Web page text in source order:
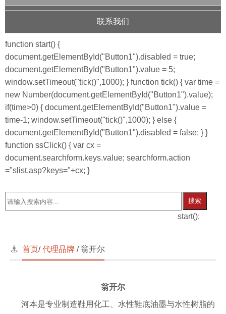
联系我们
function start() {
document.getElementById("Button1").disabled = true;
document.getElementById("Button1").value = 5;
window.setTimeout("tick()",1000); } function tick() { var time =
new Number(document.getElementById("Button1").value);
if(time>0) { document.getElementById("Button1").value =
time-1; window.setTimeout("tick()",1000); } else {
document.getElementById("Button1").disabled = false; } }
function ssClick() { var cx =
document.searchform.keys.value; searchform.action
="slist.asp?keys="+cx; }
搜索
start();
首页/代理品牌 / 翁开尔
翁开尔
河本是专业制造鞋用化工、水性鞋底油墨与水性树脂的